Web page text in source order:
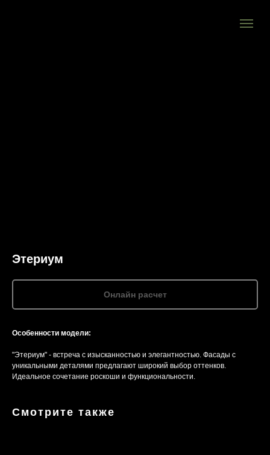
Этериум
Онлайн расчет
Особенности модели:
"Этериум" - встреча с изысканностью и элегантностью. Фасады с
уникальными деталями предлагают широкий выбор оттенков.
Идеальное сочетание роскоши и функциональности.
Смотрите также